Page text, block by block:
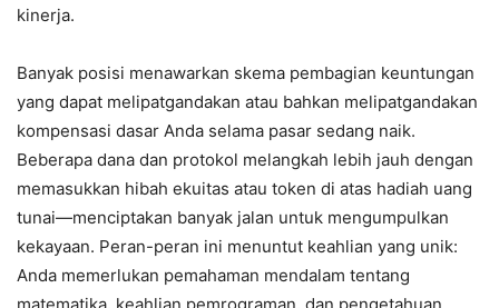
kinerja.
Banyak posisi menawarkan skema pembagian keuntungan
yang dapat melipatgandakan atau bahkan melipatgandakan
kompensasi dasar Anda selama pasar sedang naik.
Beberapa dana dan protokol melangkah lebih jauh dengan
memasukkan hibah ekuitas atau token di atas hadiah uang
tunai—menciptakan banyak jalan untuk mengumpulkan
kekayaan. Peran-peran ini menuntut keahlian yang unik:
Anda memerlukan pemahaman mendalam tentang
matematika, keahlian pemrograman, dan pengetahuan